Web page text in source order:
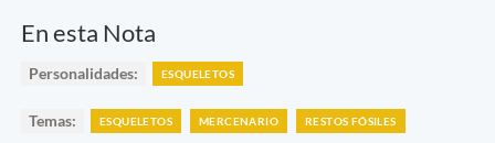
En esta Nota
Personalidades: ESQUELETOS
Temas: ESQUELETOS MERCENARIO RESTOS FÓSILES